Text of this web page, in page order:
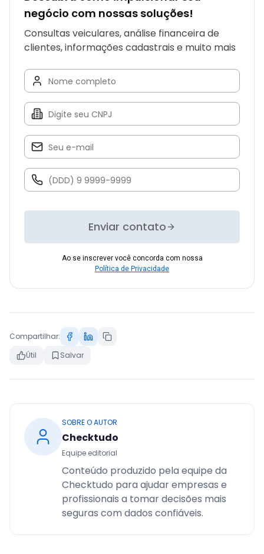
negócio com nossas soluções!
Consultas veiculares, análise financeira de
clientes, informações cadastrais e muito mais
Enviar contato
Ao se inscrever você concorda com nossa
Política de Privacidade
Compartilhar:
Útil
Salvar
SOBRE O AUTOR
Checktudo
Equipe editorial
Conteúdo produzido pela equipe da
Checktudo para ajudar empresas e
profissionais a tomar decisões mais
seguras com dados confiáveis.